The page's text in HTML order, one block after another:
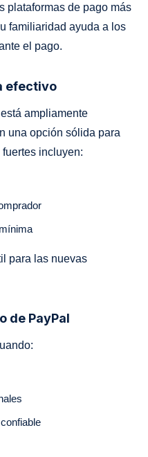
plataformas de pago más
familiaridad ayuda a los
el pago.
efectivo
ampliamente
una opción sólida para
incluyen:
para las nuevas
de PayPal